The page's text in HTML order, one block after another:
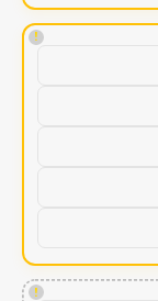
!
!